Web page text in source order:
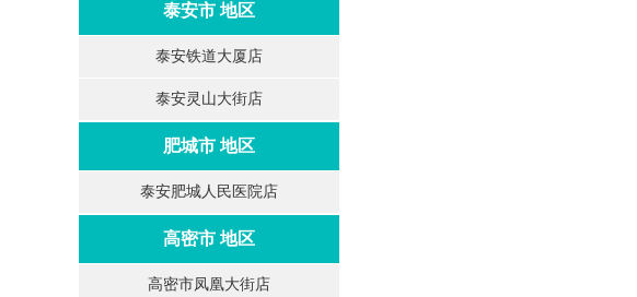
泰安市 地区
泰安铁道大厦店
泰安灵山大街店
肥城市 地区
泰安肥城人民医院店
高密市 地区
高密市凤凰大街店